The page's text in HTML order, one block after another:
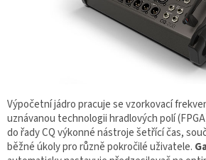
Výpočetní jádro pracuje se vzorkovací
uznávanou technologii hradlových polí
do řady CQ výkonné nástroje šetřící čas,
běžné úkoly pro různě pokročilé uživatele.